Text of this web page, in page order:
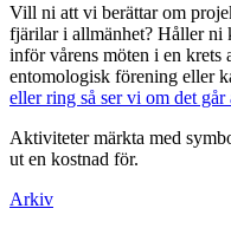
Vill ni att vi berättar om
fjärilar i allmänhet? Håller ni
inför vårens möten i en krets
entomologisk förening eller
eller ring så ser vi om det går
Aktiviteter märkta med
ut en kostnad för.
Arkiv